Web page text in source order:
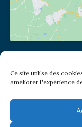
Ce site utilise des
améliorer l'expérience
(pas de courrier à
2 place Jules Joffrin
Metro: Jules
Bus : Mairie du XVIII